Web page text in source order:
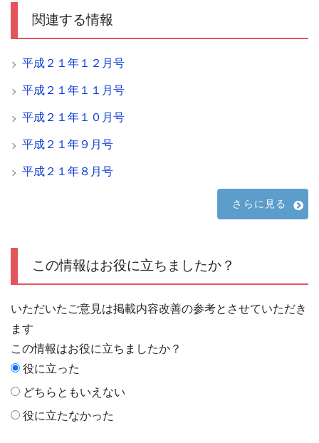
関連する情報
平成２１年１２月号
平成２１年１１月号
平成２１年１０月号
平成２１年９月号
平成２１年８月号
さらに見る
この情報はお役に立ちましたか？
いただいたご意見は掲載内容改善の参考とさせていただき
ます
この情報はお役に立ちましたか？
役に立った
どちらともいえない
役に立たなかった